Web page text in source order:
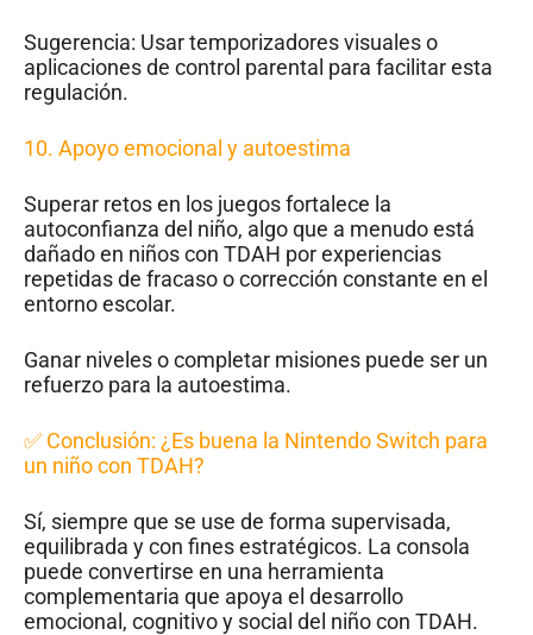
Sugerencia: Usar temporizadores visuales o
aplicaciones de control parental para facilitar esta
regulación.
10. Apoyo emocional y autoestima
Superar retos en los juegos fortalece la
autoconfianza del niño, algo que a menudo está
dañado en niños con TDAH por experiencias
repetidas de fracaso o corrección constante en el
entorno escolar.
Ganar niveles o completar misiones puede ser un
refuerzo para la autoestima.
✅ Conclusión: ¿Es buena la Nintendo Switch para
un niño con TDAH?
Sí, siempre que se use de forma supervisada,
equilibrada y con fines estratégicos. La consola
puede convertirse en una herramienta
complementaria que apoya el desarrollo
emocional, cognitivo y social del niño con TDAH.